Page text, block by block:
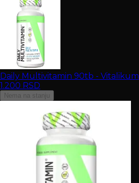
Daily Multivitamin 90tb - Vitalikum
1.200 RSD
Nema na stanju